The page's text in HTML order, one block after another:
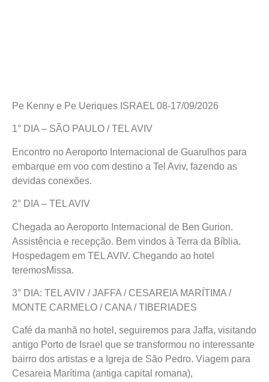
Pe Kenny e Pe Ueriques ISRAEL 08-17/09/2026
1° DIA – SÃO PAULO / TEL AVIV
Encontro no Aeroporto Internacional de Guarulhos para
embarque em voo com destino a Tel Aviv, fazendo as
devidas conexões.
2° DIA – TEL AVIV
Chegada ao Aeroporto Internacional de Ben Gurion.
Assistência e recepção. Bem vindos à Terra da Bíblia.
Hospedagem em TEL AVIV. Chegando ao hotel
teremosMissa.
3° DIA: TEL AVIV / JAFFA / CESAREIA MARÍTIMA /
MONTE CARMELO / CANA / TIBERIADES
Café da manhã no hotel, seguiremos para Jaffa, visitando
antigo Porto de Israel que se transformou no interessante
bairro dos artistas e a Igreja de São Pedro. Viagem para
Cesareia Marítima (antiga capital romana),